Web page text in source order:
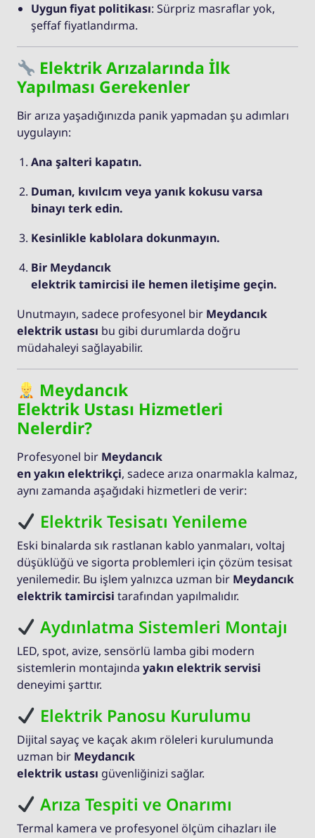
Uygun fiyat politikası: Sürpriz masraflar yok,
şeffaf fiyatlandırma.
Elektrik Arızalarında İlk
Yapılması Gerekenler
Bir arıza yaşadığınızda panik yapmadan şu adımları
uygulayın:
Ana şalteri kapatın.
Duman, kıvılcım veya yanık kokusu varsa
binayı terk edin.
Kesinlikle kablolara dokunmayın.
Bir Meydancık
elektrik tamircisi ile hemen iletişime geçin.
Unutmayın, sadece profesyonel bir Meydancık
elektrik ustası bu gibi durumlarda doğru
müdahaleyi sağlayabilir.
Meydancık
Elektrik Ustası Hizmetleri
Nelerdir?
Profesyonel bir Meydancık
en yakın elektrikçi, sadece arıza onarmakla kalmaz,
aynı zamanda aşağıdaki hizmetleri de verir:
Elektrik Tesisatı Yenileme
Eski binalarda sık rastlanan kablo yanmaları, voltaj
düşüklüğü ve sigorta problemleri için çözüm tesisat
yenilemedir. Bu işlem yalnızca uzman bir Meydancık
elektrik tamircisi tarafından yapılmalıdır.
Aydınlatma Sistemleri Montajı
LED, spot, avize, sensörlü lamba gibi modern
sistemlerin montajında yakın elektrik servisi
deneyimi şarttır.
Elektrik Panosu Kurulumu
Dijital sayaç ve kaçak akım röleleri kurulumunda
uzman bir Meydancık
elektrik ustası güvenliğinizi sağlar.
Arıza Tespiti ve Onarımı
Termal kamera ve profesyonel ölçüm cihazları ile